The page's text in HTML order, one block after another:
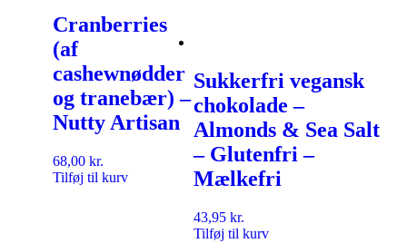
Cranberries
(af
cashewnødder
og tranebær) –
Nutty Artisan
68,00 kr.
Tilføj til kurv
Sukkerfri vegansk
chokolade –
Almonds & Sea Salt
– Glutenfri –
Mælkefri
43,95 kr.
Tilføj til kurv